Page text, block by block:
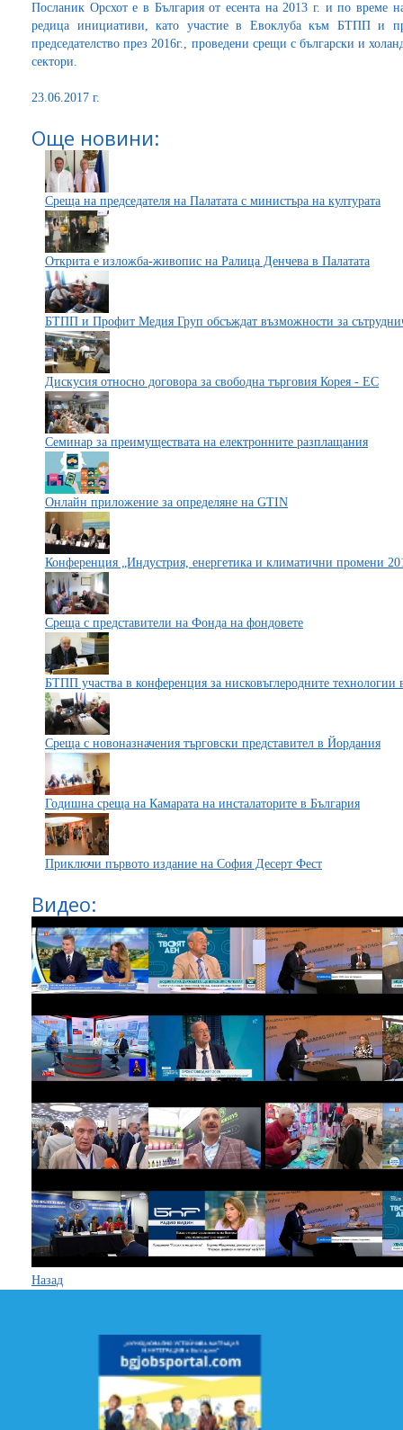
Посланик Орсхот е в България от есента на 2013 г. и по време
редица инициативи, като участие в Евоклуба към БТПП и
председателство през 2016г., проведени срещи с български и
сектори.
23.06.2017 г.
Още новини:
Среща на председателя на Палатата с министъра на културата
Открита е изложба-живопис на Ралица Денчева в Палатата
БТПП и Профит Медия Груп обсъждат възможности за
Дискусия относно договора за свободна търговия Корея - ЕС
Семинар за преимуществата на електронните разплащания
Онлайн приложение за определяне на GTIN
Конференция „Индустрия, енергетика и климатични промени
Среща с представители на Фонда на фондовете
БТПП участва в конференция за нисковъглеродните технологии
Среща с новоназначения търговски представител в Йордания
Годишна среща на Камарата на инсталаторите в България
Приключи първото издание на София Десерт Фест
Видео:
Назад